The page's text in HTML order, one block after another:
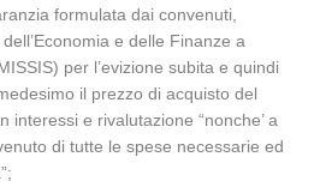
formulata dai convenuti,
e delle Finanze a
per l’evizione subita e quindi
il prezzo di acquisto del
interessi e rivalutazione “nonche’ a
di tutte le spese necessarie ed